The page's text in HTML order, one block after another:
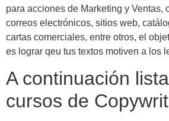
para acciones de Marketing y Ventas,
correos electrónicos, sitios web,
cartas comerciales, entre otros, el
es lograr qeu tus textos motiven a los
A continuación
cursos de